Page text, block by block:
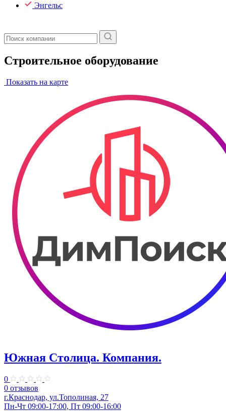
Энгельс
Строительное оборудование
Показать на карте
Южная Столица. Компания.
0
0 отзывов
г.Краснодар, ул.Тополиная, 27
Пн-Чт 09:00-17:00, Пт 09:00-16:00